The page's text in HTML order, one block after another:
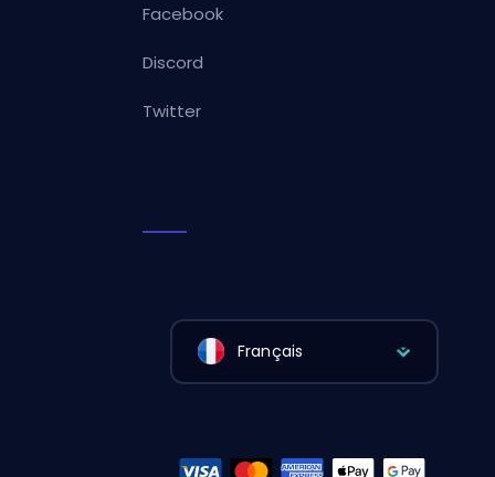
Facebook
Discord
Twitter
Français